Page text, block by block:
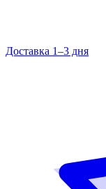
Доставка 1–3 дня